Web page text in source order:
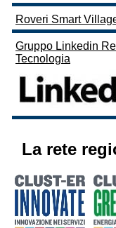
Roveri Smart
Gruppo Linkedin
Tecnologia
La rete